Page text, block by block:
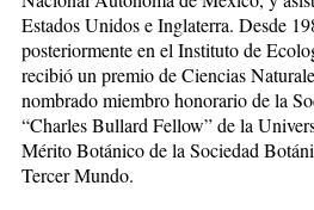
Estados Unidos e Inglaterra. Desde
posteriormente en el Instituto de
recibió un premio de Ciencias
nombrado miembro honorario de la
“Charles Bullard Fellow” de la
Mérito Botánico de la Sociedad
Tercer Mundo.